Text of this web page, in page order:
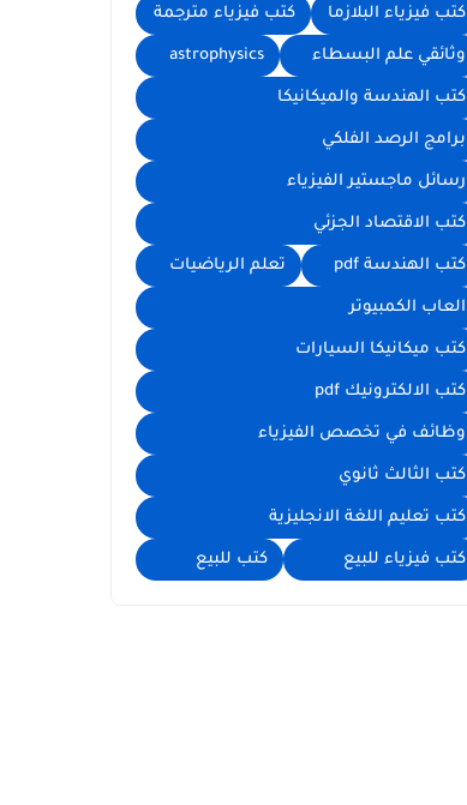
كتب فيزياء البلازما كتب فيزياء مترجمة
وثائقي علم البسطاء astrophysics
كتب الهندسة والميكانيكا
برامج الرصد الفلكي
رسائل ماجستير الفيزياء
كتب الاقتصاد الجزئي
كتب الهندسة pdf تعلم الرياضيات
العاب الكمبيوتر
كتب ميكانيكا السيارات
كتب الالكترونيك pdf
وظائف في تخصص الفيزياء
كتب الثالث ثانوي
كتب تعليم اللغة الانجليزية
كتب فيزياء للبيع كتب للبيع